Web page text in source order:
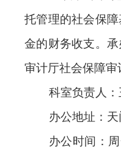
托管理的社会保
金的财务收支。
审计厅社会保障审
科室负责人
办公地址：
办公时间：